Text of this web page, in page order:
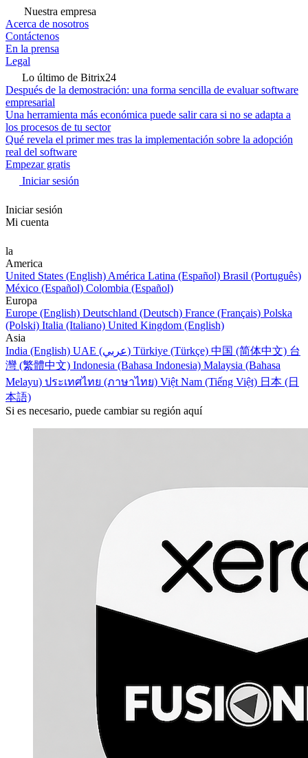
Nuestra empresa
Acerca de nosotros
Contáctenos
En la prensa
Legal
Lo último de Bitrix24
Después de la demostración: una forma sencilla de evaluar software
empresarial
Una herramienta más económica puede salir cara si no se adapta a
los procesos de tu sector
Qué revela el primer mes tras la implementación sobre la adopción
real del software
Empezar gratis
Iniciar sesión
Iniciar sesión
Mi cuenta
la
America
United States (English) América Latina (Español) Brasil (Português)
México (Español) Colombia (Español)
Europa
Europe (English) Deutschland (Deutsch) France (Français) Polska
(Polski) Italia (Italiano) United Kingdom (English)
Asia
India (English)
UAE (عربي) Türkiye (Türkçe) 中国 (简体中文) 台
灣 (繁體中文) Indonesia (Bahasa Indonesia) Malaysia (Bahasa
Melayu) ประเทศไทย (ภาษาไทย) Việt Nam (Tiếng Việt) 日本 (日
本語)
Si es necesario, puede cambiar su región aquí